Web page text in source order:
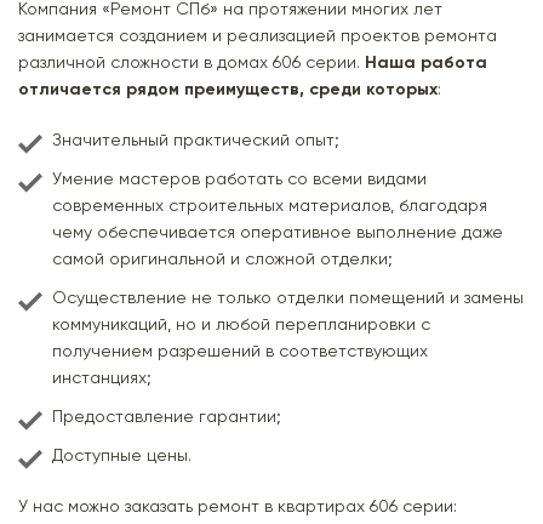
Компания «Ремонт СПб» на протяжении многих лет
занимается созданием и реализацией проектов ремонта
различной сложности в домах 606 серии. Наша работа
отличается рядом преимуществ, среди которых:
Значительный практический опыт;
Умение мастеров работать со всеми видами
современных строительных материалов, благодаря
чему обеспечивается оперативное выполнение даже
самой оригинальной и сложной отделки;
Осуществление не только отделки помещений и замены
коммуникаций, но и любой перепланировки с
получением разрешений в соответствующих
инстанциях;
Предоставление гарантии;
Доступные цены.
У нас можно заказать ремонт в квартирах 606 серии: